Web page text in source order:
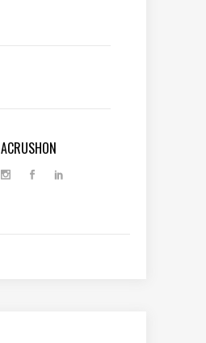
ACRUSHON